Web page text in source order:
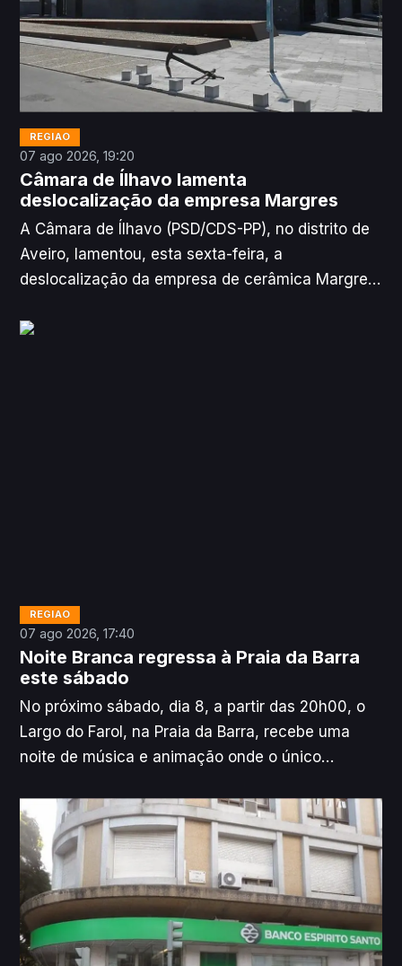
REGIÃO
07 ago 2026, 19:20
Câmara de Ílhavo lamenta
deslocalização da empresa Margres
A Câmara de Ílhavo (PSD/CDS-PP), no distrito de
Aveiro, lamentou, esta sexta-feira, a
deslocalização da empresa de cerâmica Margres,
trabalhadores daquela unidade fabril, segundo a
REGIÃO
07 ago 2026, 17:40
Noite Branca regressa à Praia da Barra
este sábado
No próximo sábado, dia 8, a partir das 20h00, o
Largo do Farol, na Praia da Barra, recebe uma
noite de música e animação onde o único